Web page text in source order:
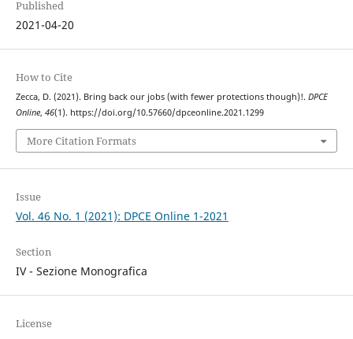
Published
2021-04-20
How to Cite
Zecca, D. (2021). Bring back our jobs (with fewer protections though)!. DPCE
Online, 46(1). https://doi.org/10.57660/dpceonline.2021.1299
More Citation Formats
Issue
Vol. 46 No. 1 (2021): DPCE Online 1-2021
Section
IV - Sezione Monografica
License